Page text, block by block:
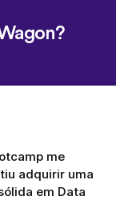
me
adquirir uma
em Data